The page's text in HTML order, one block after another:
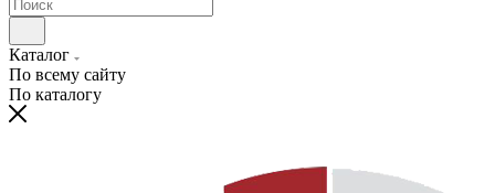
Каталог
По всему сайту
По каталогу